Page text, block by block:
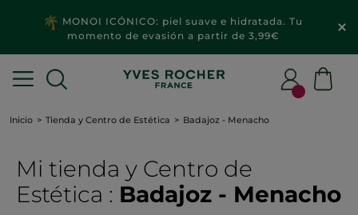
MONOI ICÓNICO: piel suave e hidratada. Tu
momento de evasión a partir de 3,99€
Inicio Tienda y Centro de Estética Badajoz - Menacho
Mi tienda y Centro de
Estética : Badajoz - Menacho